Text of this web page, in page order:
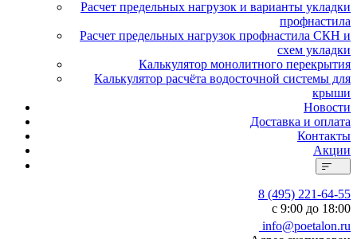
Расчет предельных нагрузок и варианты укладки
профнастила
Расчет предельных нагрузок профнастила СКН и
схем укладки
Калькулятор монолитного перекрытия
Калькулятор расчёта водосточной системы для
крыши
Новости
Доставка и оплата
Контакты
Акции
8 (495) 221-64-55
с 9:00 до 18:00
info@poetalon.ru